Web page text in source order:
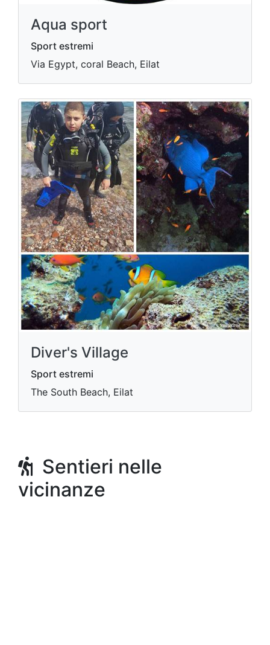
Aqua sport
Sport estremi
Via Egypt, coral Beach, Eilat
Diver's Village
Sport estremi
The South Beach, Eilat
Sentieri nelle
vicinanze